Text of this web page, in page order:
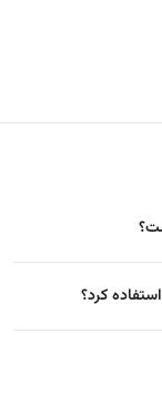
کرد؟